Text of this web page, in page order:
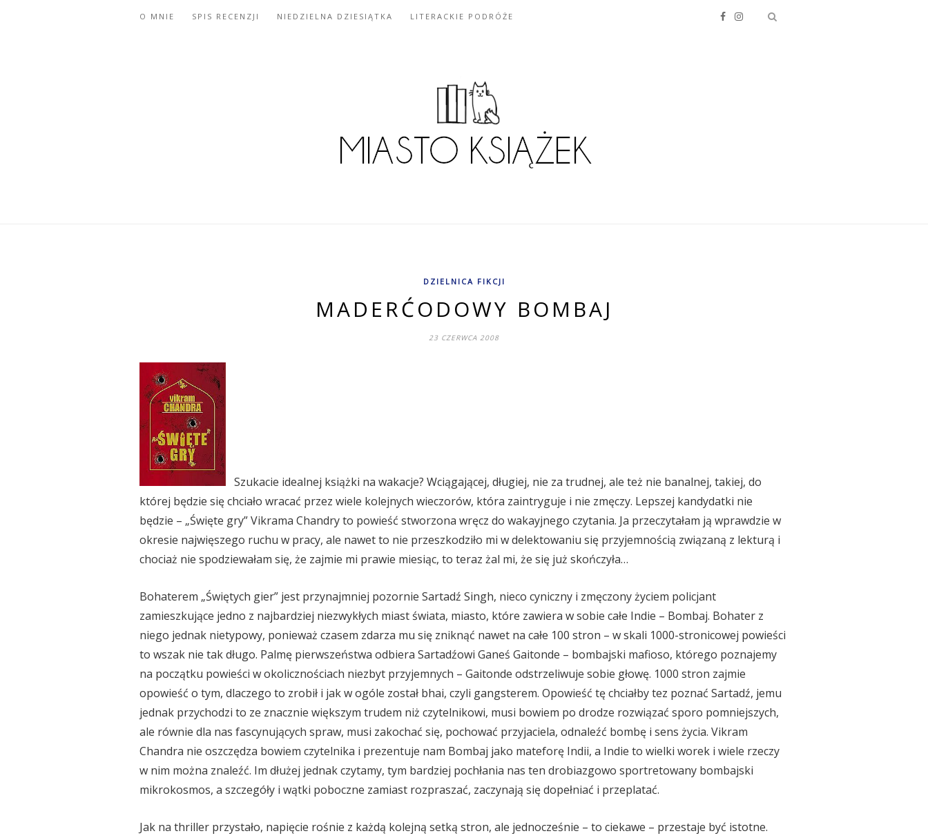
O MNIE SPIS RECENZJI NIEDZIELNA DZIESIĄTKA LITERACKIE PODRÓŻE
DZIELNICA FIKCJI
MADERĆODOWY BOMBAJ
23 CZERWCA 2008
Szukacie idealnej książki na wakacje? Wciągającej, długiej, nie za trudnej, ale też nie banalnej, takiej, do
której będzie się chciało wracać przez wiele kolejnych wieczorów, która zaintryguje i nie zmęczy. Lepszej kandydatki nie
będzie – „Święte gry” Vikrama Chandry to powieść stworzona wręcz do wakayjnego czytania. Ja przeczytałam ją wprawdzie w
okresie najwięszego ruchu w pracy, ale nawet to nie przeszkodziło mi w delektowaniu się przyjemnością związaną z lekturą i
chociaż nie spodziewałam się, że zajmie mi prawie miesiąc, to teraz żal mi, że się już skończyła…
Bohaterem „Świętych gier” jest przynajmniej pozornie Sartadź Singh, nieco cyniczny i zmęczony życiem policjant
zamieszkujące jedno z najbardziej niezwykłych miast świata, miasto, które zawiera w sobie całe Indie – Bombaj. Bohater z
niego jednak nietypowy, ponieważ czasem zdarza mu się zniknąć nawet na całe 100 stron – w skali 1000-stronicowej powieści
to wszak nie tak długo. Palmę pierwszeństwa odbiera Sartadźowi Ganeś Gaitonde – bombajski mafioso, którego poznajemy
na początku powieści w okolicznościach niezbyt przyjemnych – Gaitonde odstrzeliwuje sobie głowę. 1000 stron zajmie
opowieść o tym, dlaczego to zrobił i jak w ogóle został bhai, czyli gangsterem. Opowieść tę chciałby tez poznać Sartadź, jemu
jednak przychodzi to ze znacznie większym trudem niż czytelnikowi, musi bowiem po drodze rozwiązać sporo pomniejszych,
ale równie dla nas fascynujących spraw, musi zakochać się, pochować przyjaciela, odnaleźć bombę i sens życia. Vikram
Chandra nie oszczędza bowiem czytelnika i prezentuje nam Bombaj jako mateforę Indii, a Indie to wielki worek i wiele rzeczy
w nim można znaleźć. Im dłużej jednak czytamy, tym bardziej pochłania nas ten drobiazgowo sportretowany bombajski
mikrokosmos, a szczegóły i wątki poboczne zamiast rozpraszać, zaczynają się dopełniać i przeplatać.
Jak na thriller przystało, napięcie rośnie z każdą kolejną setką stron, ale jednocześnie – to ciekawe – przestaje być istotne.